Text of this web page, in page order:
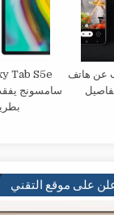
عن هاتف
Tab S5e
على موقع التقني